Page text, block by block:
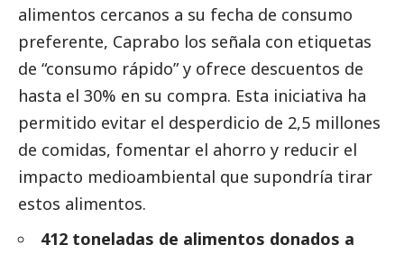
alimentos cercanos a su fecha de consumo
preferente, Caprabo los señala con etiquetas
de “consumo rápido” y ofrece descuentos de
hasta el 30% en su compra. Esta iniciativa ha
permitido evitar el desperdicio de 2,5 millones
de comidas, fomentar el ahorro y reducir el
impacto medioambiental que supondría tirar
estos alimentos.
412 toneladas de alimentos donados a